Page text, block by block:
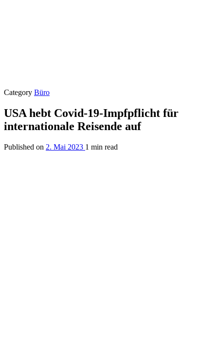
Category Büro
USA hebt Covid-19-Impfpflicht für
internationale Reisende auf
Published on 2. Mai 2023 1 min read